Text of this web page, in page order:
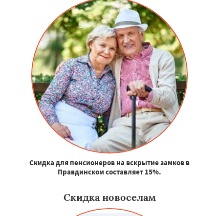
Скидка для пенсионеров на вскрытие замков в
Правдинском составляет 15%.
Скидка новоселам